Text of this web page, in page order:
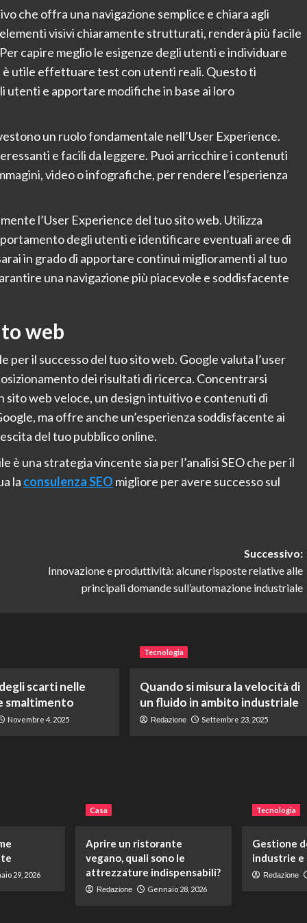
che offra una navigazione semplice e chiara agli
visivi chiaramente strutturati, renderà più facile
capire meglio le esigenze degli utenti e individuare
utile effettuare test con utenti reali. Questo ti
e apportare modifiche in base ai loro
un ruolo fondamentale nell’User Experience.
e facili da leggere. Puoi arricchire i contenuti
video o infografiche, per rendere l’esperienza
l’User Experience del tuo sito web. Utilizza
degli utenti e identificare eventuali aree di
in grado di apportare continui miglioramenti al tuo
una navigazione più piacevole e soddisfacente
web
per il successo del tuo sito web. Google valuta l’user
dei risultati di ricerca. Concentrarsi
sito web veloce, un design intuitivo e contenuti di
ma offre anche un’esperienza soddisfacente ai
del tuo pubblico online.
una strategia vincente sia per l’analisi SEO che per il
la consulenza SEO migliore per avere successo sul
Successivo:
Innovazione e produttività: alcune risposte relative alle
principali domande sull’automazione industriale
scarti nelle
smaltimento
Novembre 4, 2025
Tecnologia
Quando si misura la velocità di
un fluido in ambito industriale
Redazione Settembre 23, 2025
29, 2026
Casa
Aprire un ristorante
vegano, quali sono le
attrezzature indispensabili?
Redazione Gennaio 28, 2026
Tecnologia
Gestione
industrie e
Redazione